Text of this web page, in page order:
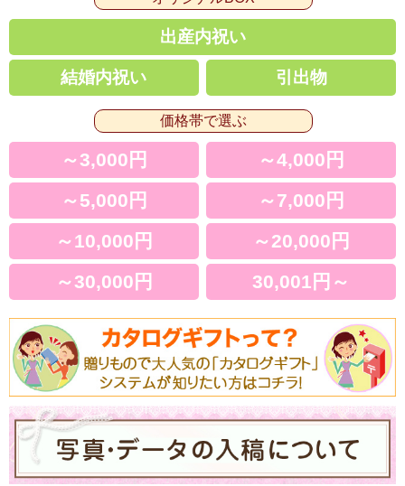
出産内祝い
結婚内祝い 引出物
価格帯で選ぶ
～3,000円
～4,000円
～5,000円
～7,000円
～10,000円
～20,000円
～30,000円
30,001円～